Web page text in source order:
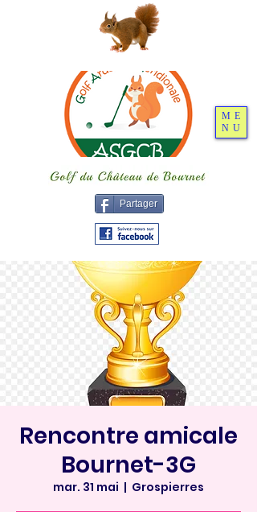
Partager
ME
NU
Rencontre amicale
Bournet-3G
mar. 31 mai
  |
Grospierres